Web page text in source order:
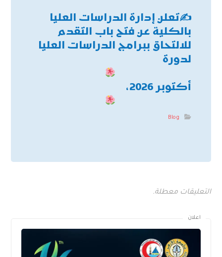
✍تعلن إدارة الدراسات العليا
بالكلية عن فتح باب التقدم
للالتحاق ببرامج الدراسات العليا
لدورة
أكتوبر 2026،
Blog
التعليقات معطلة.
اعلان